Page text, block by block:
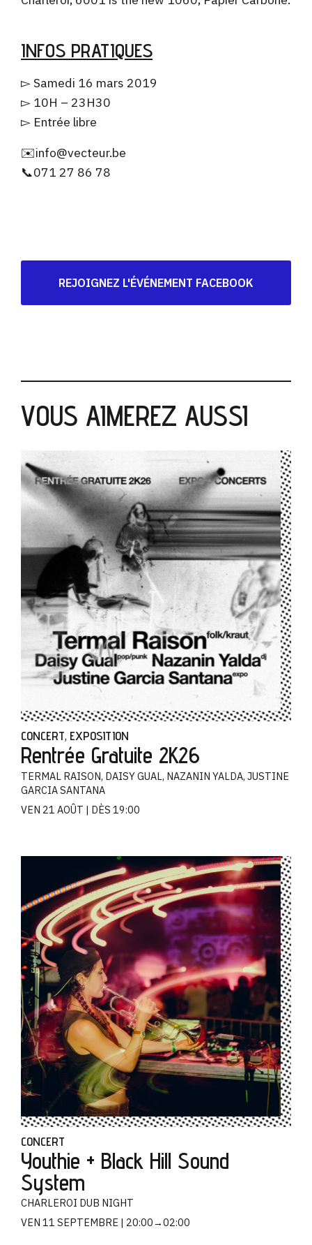
INFOS PRATIQUES
▻ Samedi 16 mars 2019
▻ 10H – 23H30
▻ Entrée libre
✉️info@vecteur.be
📞071 27 86 78
REJOIGNEZ L'ÉVÉNEMENT FACEBOOK
VOUS AIMEREZ AUSSI
CONCERT, EXPOSITION
Rentrée Gratuite 2K26
TERMAL RAISON, DAISY GUAL, NAZANIN YALDA, JUSTINE
GARCIA SANTANA
VEN 21 AOÛT
DÈS 19:00
CONCERT
Youthie + Black Hill Sound
System
CHARLEROI DUB NIGHT
VEN 11 SEPTEMBRE
20:00→02:00